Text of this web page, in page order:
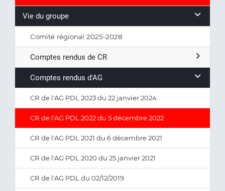
Vie du groupe
Comité régional 2025-2028
Comptes rendus de CR
Comptes rendus d'AG
CR de l'AG PDL 2023 du 22 janvier 2024
CR de l'AG PDL 2022 du 5 décembre 2022
CR de l'AG PDL 2021 du 6 décembre 2021
CR de l'AG PDL 2020 du 25 janvier 2021
CR de l'AG PDL du 02/12/2019